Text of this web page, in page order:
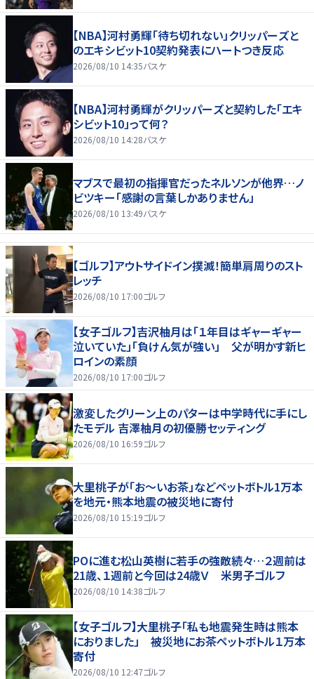
【NBA】河村勇輝「待ち切れない」クリッパーズと
のエキシビット10契約発表にハートつき反応
2026/08/10 14:35バスケ
【NBA】河村勇輝がクリッパーズと契約した「エキ
シビット10」って何？
2026/08/10 14:28バスケ
マブスで最初の指揮官だったネルソンが他界…ノ
ビツキー「感謝の言葉しかありません」
2026/08/10 13:49バスケ
【ゴルフ】アウトサイドイン撲滅！簡単肩周りのスト
レッチ
2026/08/10 17:00ゴルフ
【女子ゴルフ】吉沢柚月は「１年目はギャーギャー
泣いていた」「負けん気が強い」 父が明かす新ヒ
ロインの素顔
2026/08/10 17:00ゴルフ
激変したグリーン上のパターは中学時代に手にし
たモデル 吉澤柚月の初優勝セッティング
2026/08/10 16:59ゴルフ
大里桃子が「お～いお茶」などペットボトル1万本
を地元・熊本地震の被災地に寄付
2026/08/10 15:19ゴルフ
POに進む松山英樹に若手の強敵続々…２週前は
21歳、１週前と今回は24歳Ｖ 米男子ゴルフ
2026/08/10 14:38ゴルフ
【女子ゴルフ】大里桃子「私も地震発生時は熊本
におりました」 被災地にお茶ペットボトル１万本
寄付
2026/08/10 12:47ゴルフ